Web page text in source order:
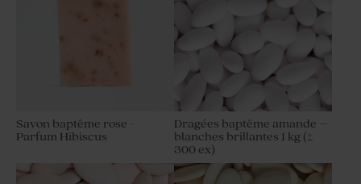
Savon baptême rose -
Parfum Hibiscus
Dragées baptême amande –
blanches brillantes 1 kg (±
300 ex)